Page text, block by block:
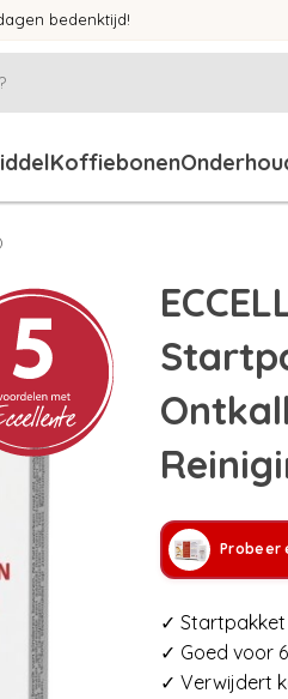
bedenktijd!
Koffiebonen
Probeer
✓ Startpakket
✓ Goed voor
✓ Verwijdert